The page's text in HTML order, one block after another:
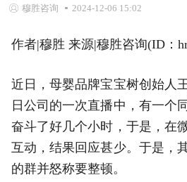
穆胜咨询 2024-12-06 15:02
作者|穆胜 来源|穆胜咨询(ID：
近日，母婴品牌宝宝树创始人
日公司的一次直播中，有一个
奋斗了好几个小时，于是，在
互动，结果回应甚少。于是，
的群并怒称要整顿。